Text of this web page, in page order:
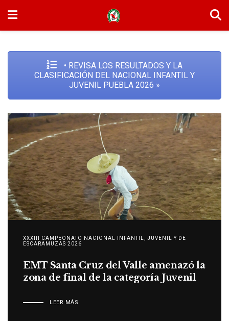
• REVISA LOS RESULTADOS Y LA
CLASIFICACIÓN DEL NACIONAL INFANTIL Y
JUVENIL PUEBLA 2026 »
XXXIII CAMPEONATO NACIONAL INFANTIL, JUVENIL Y DE
ESCARAMUZAS 2026
Convocatoria del Coleadero Nacional
Nocturno en Puebla
LEER MÁS